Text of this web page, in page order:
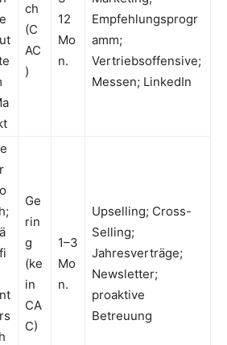
ch
(C
AC
)
12
Mo
n.
Empfehlungsprogr
amm;
Vertriebsoffensive;
Messen; LinkedIn
Ge
rin
g
(ke
in
CA
C)
1–3
Mo
n.
Upselling; Cross-
Selling;
Jahresverträge;
Newsletter;
proaktive
Betreuung